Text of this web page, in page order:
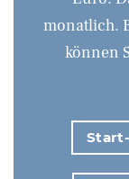
monatlich.
können